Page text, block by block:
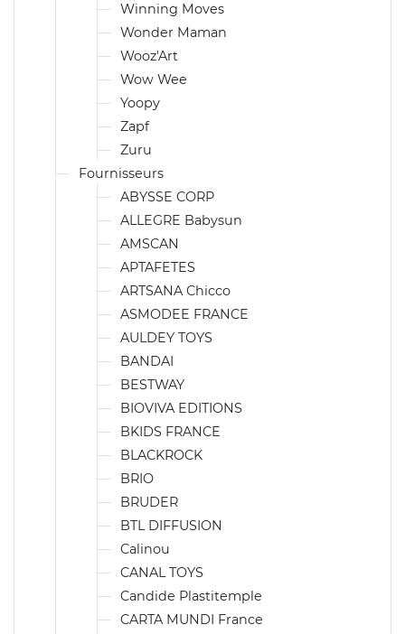
Winning Moves
Wonder Maman
Wooz'Art
Wow Wee
Yoopy
Zapf
Zuru
Fournisseurs
ABYSSE CORP
ALLEGRE Babysun
AMSCAN
APTAFETES
ARTSANA Chicco
ASMODEE FRANCE
AULDEY TOYS
BANDAI
BESTWAY
BIOVIVA EDITIONS
BKIDS FRANCE
BLACKROCK
BRIO
BRUDER
BTL DIFFUSION
Calinou
CANAL TOYS
Candide Plastitemple
CARTA MUNDI France